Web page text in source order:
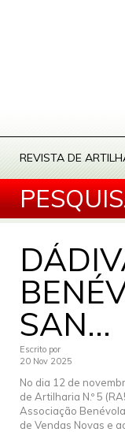
REVISTA DE
SAN...
Escrito por
20 Nov 2025
No dia 12 de
de Artilharia N.º 5
Associação
de Vendas Novas e